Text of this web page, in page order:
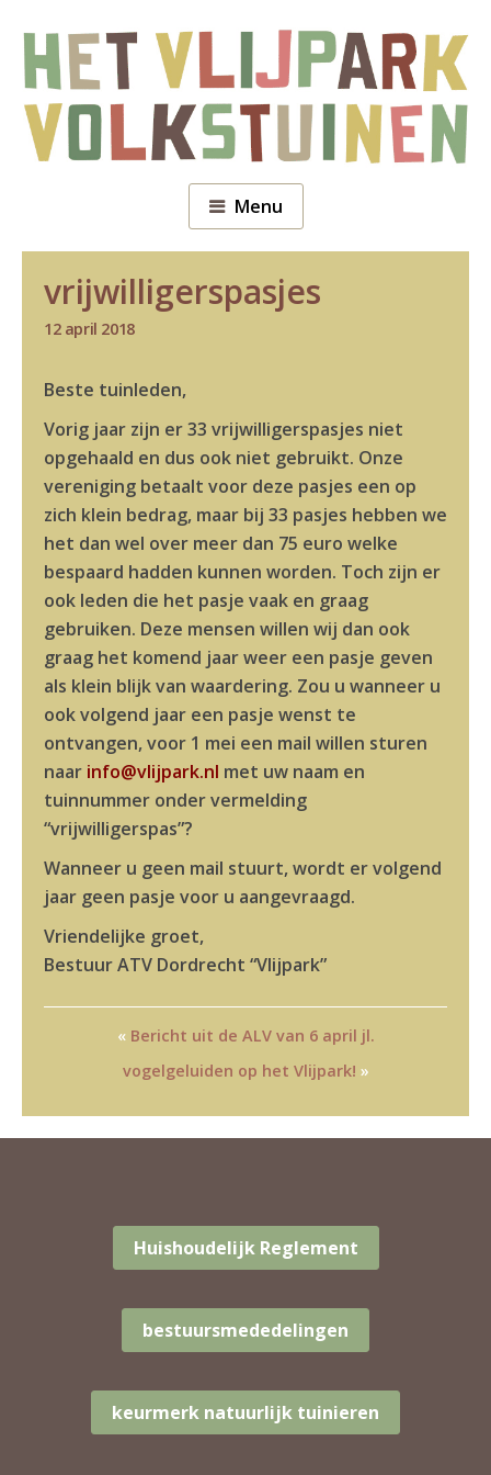
Menu
vrijwilligerspasjes
12 april 2018
Beste tuinleden,
Vorig jaar zijn er 33 vrijwilligerspasjes niet
opgehaald en dus ook niet gebruikt. Onze
vereniging betaalt voor deze pasjes een op
zich klein bedrag, maar bij 33 pasjes hebben we
het dan wel over meer dan 75 euro welke
bespaard hadden kunnen worden. Toch zijn er
ook leden die het pasje vaak en graag
gebruiken. Deze mensen willen wij dan ook
graag het komend jaar weer een pasje geven
als klein blijk van waardering. Zou u wanneer u
ook volgend jaar een pasje wenst te
ontvangen, voor 1 mei een mail willen sturen
naar info@vlijpark.nl met uw naam en
tuinnummer onder vermelding
“vrijwilligerspas”?
Wanneer u geen mail stuurt, wordt er volgend
jaar geen pasje voor u aangevraagd.
Vriendelijke groet,
Bestuur ATV Dordrecht “Vlijpark”
« Bericht uit de ALV van 6 april jl.
vogelgeluiden op het Vlijpark! »
Huishoudelijk Reglement
bestuursmededelingen
keurmerk natuurlijk tuinieren